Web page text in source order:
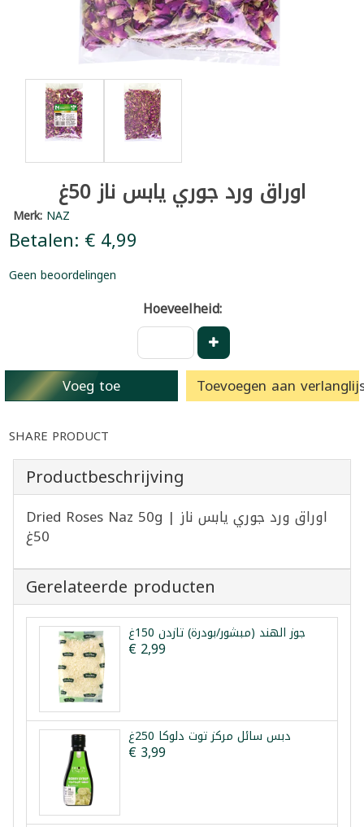
اوراق ورد جوري يابس ناز 50غ
Merk: NAZ
Betalen: € 4,99
Geen beoordelingen
Hoeveelheid:
Voeg toe Toevoegen aan
SHARE PRODUCT
Productbeschrijving
Dried Roses Naz 50g | اوراق ورد جوري يابس ناز
50غ
Gerelateerde producten
جوز الهند (مبشور/بودرة) تازدن 150غ
€ 2,99
دبس سائل مركز توت دلوكا 250غ
€ 3,99